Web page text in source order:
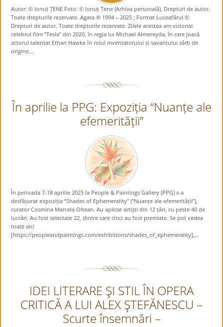
Autor: © Ionuț ȚENE Foto: © Ionuț Țene (Arhiva personală), Drepturi de autor.
Toate drepturile rezervate. Agata ® 1994 – 2025 ; Format Luceafărul ©
Drepturi de autor. Toate drepturile rezervate. Zilele acestea am vizionat
celebrul film ”Tesla” din 2020, în regia lui Michael Almereyda, în care joacă
actorul talentat Ethan Hawke în rolul inventatorului și savantului sârb de
origine...
În aprilie la PPG: Expoziția “Nuanțe ale
efemerității”
În perioada 7-18 aprilie 2025 la People & Paintings Gallery (PPG) s-a
desfășurat expoziția “Shades of Ephemerality” (“Nuanțe ale efemerității”),
curator Cosmina Marcela Oltean. Au aplicat artiști din 12 țări, cu peste 40 de
lucrări. Au fost selectate 22, dintre care cinci au fost premiate. Se pot vedea
toate aici
[https://peopleandpaintings.com/exhibitions/shades_of_ephemerality],...
IDEI LITERARE ŞI STIL ÎN OPERA
CRITICĂ A LUI ALEX ŞTEFĂNESCU –
Scurte însemnări –